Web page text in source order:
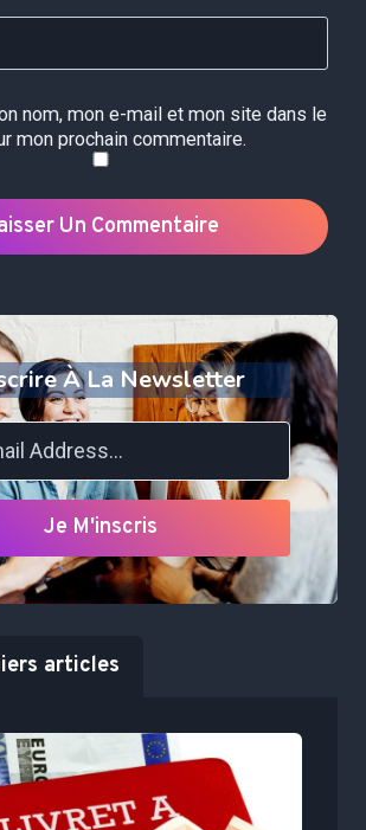
nom, mon e-mail et mon site dans le
mon prochain commentaire.
À La Newsletter
Je M'inscris
articles